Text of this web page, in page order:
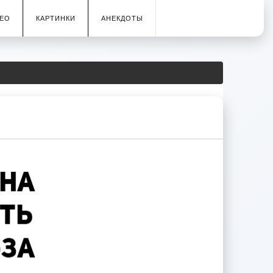
КАРТИНКИ АНЕКДОТЫ